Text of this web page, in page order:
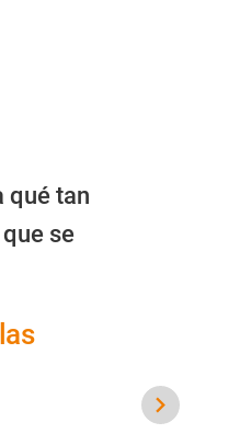
qué tan
se